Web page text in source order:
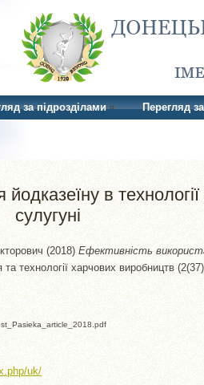
за підрозділами Перегляд
в
сулугуні
(2018) Ефективність
технології харчових виробництв
uk/